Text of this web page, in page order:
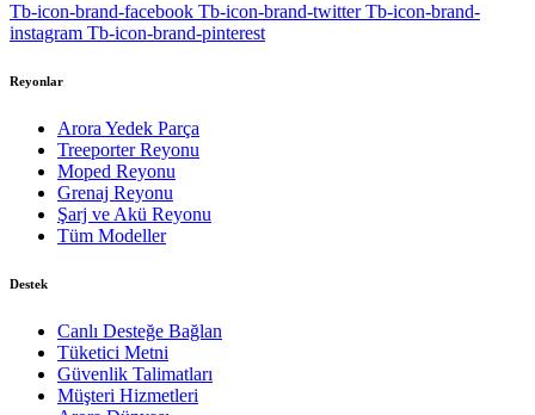
Tb-icon-brand-facebook Tb-icon-brand-twitter Tb-icon-brand-
instagram Tb-icon-brand-pinterest
Reyonlar
Arora Yedek Parça
Treeporter Reyonu
Moped Reyonu
Grenaj Reyonu
Şarj ve Akü Reyonu
Tüm Modeller
Destek
Canlı Desteğe Bağlan
Tüketici Metni
Güvenlik Talimatları
Müşteri Hizmetleri